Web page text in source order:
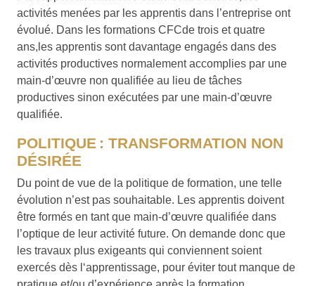
activités menées par les apprentis dans l’entreprise ont
évolué. Dans les formations CFCde trois et quatre
ans,les apprentis sont davantage engagés dans des
activités productives normalement accomplies par une
main-d’œuvre non qualifiée au lieu de tâches
productives sinon exécutées par une main-d’œuvre
qualifiée.
POLITIQUE : TRANSFORMATION NON
DÉSIRÉE
Du point de vue de la politique de formation, une telle
évolution n’est pas souhaitable. Les apprentis doivent
être formés en tant que main-d’œuvre qualifiée dans
l’optique de leur activité future. On demande donc que
les travaux plus exigeants qui conviennent soient
exercés dès l‘apprentissage, pour éviter tout manque de